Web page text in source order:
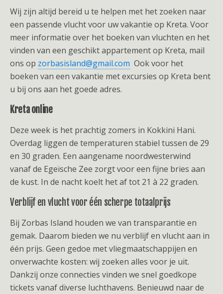
Wij zijn altijd bereid u te helpen met het zoeken naar
een passende vlucht voor uw vakantie op Kreta. Voor
meer informatie over het boeken van vluchten en het
vinden van een geschikt appartement op Kreta, mail
ons op zorbasisland@gmail.com Ook voor het
boeken van een vakantie met excursies op Kreta bent
u bij ons aan het goede adres.
Kreta online
Deze week is het prachtig zomers in Kokkini Hani.
Overdag liggen de temperaturen stabiel tussen de 29
en 30 graden. Een aangename noordwesterwind
vanaf de Egeïsche Zee zorgt voor een fijne bries aan
de kust. In de nacht koelt het af tot 21 à 22 graden.
Verblijf en vlucht voor één scherpe totaalprijs
Bij Zorbas Island houden we van transparantie en
gemak. Daarom bieden we nu verblijf en vlucht aan in
één prijs. Geen gedoe met vliegmaatschappijen en
onverwachte kosten: wij zoeken alles voor je uit.
Dankzij onze connecties vinden we snel goedkope
tickets vanaf diverse luchthavens. Benieuwd naar de